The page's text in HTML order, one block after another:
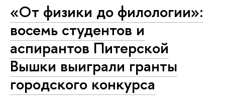
«От физики до филологии»:
восемь студентов и
аспирантов Питерской
Вышки выиграли гранты
городского конкурса